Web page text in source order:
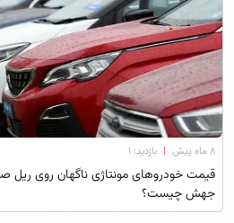
۸ ماه پیش | بازدید: 1
قیمت خودروهای مونتاژی ناگهان روی ریل
جهش چیست؟